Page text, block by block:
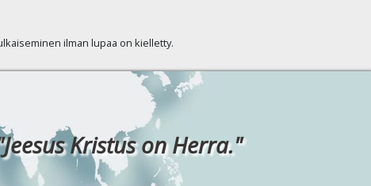
ilman lupaa on kielletty.
Kristus on Herra."